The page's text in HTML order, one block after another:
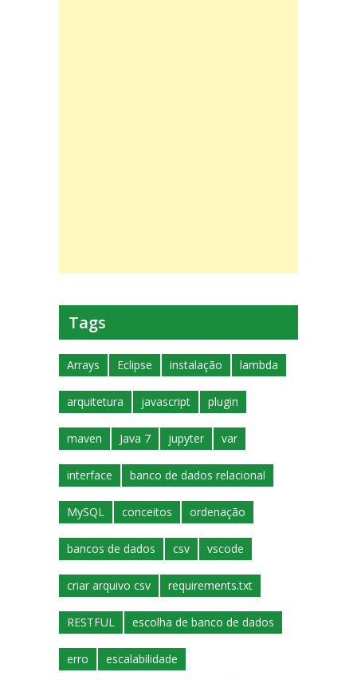
Tags
Arrays Eclipse instalação lambda
arquitetura javascript plugin
maven Java 7 jupyter var
interface banco de dados relacional
MySQL conceitos ordenação
bancos de dados csv vscode
criar arquivo csv requirements.txt
RESTFUL escolha de banco de dados
erro escalabilidade